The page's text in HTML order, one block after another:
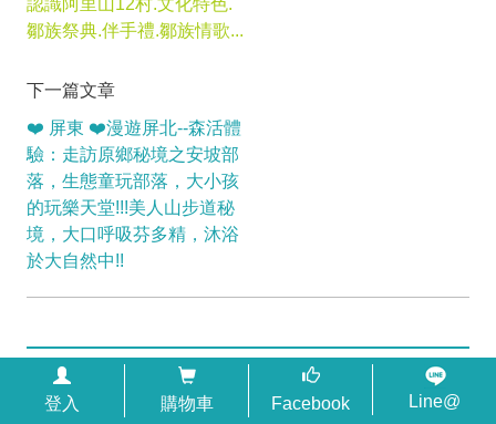
鄒族祭典.伴手禮.鄒族情歌...
下一篇文章
❤️ 屏東 ❤️漫遊屏北--森活體
驗：走訪原鄉秘境之安坡部
落，生態童玩部落，大小孩
的玩樂天堂!!!美人山步道秘
境，大口呼吸芬多精，沐浴
於大自然中!!
回列表
登入 購物車 Facebook Line@